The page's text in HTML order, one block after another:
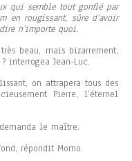
qui semble tout gonflé par
en rougissant, sûre d’avoir
n’importe quoi.
beau, mais bizarrement,
interrogea Jean-Luc.
on attrapera tous des
Pierre, l’éternel
le maître.
répondit Momo.